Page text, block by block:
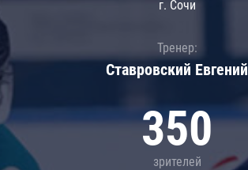
г. Сочи
Тренер:
Ставровский Евгений
350
зрителей